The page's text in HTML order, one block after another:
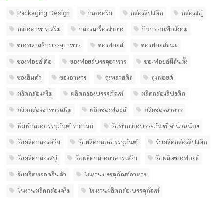
Packaging Design กล่องครีม กล่องลิปสติก กล่องสบู่
กล่องอาหารเสริม กล่องเครื่องสำอาง กิจกรรมเพื่อสังคม
ซองพลาสติกบรรจุอาหาร ซองฟอยล์ ซองฟอยล์ขนม
ซองฟอยล์ คือ ซองฟอยล์บรรจุอาหาร ซองฟอยล์มีก้นตั้ง
ซองสินค้า ซองอาหาร ถุงพลาสติก ถุงฟอยด์
ผลิตกล่องครีม ผลิตกล่องบรรจุภัณฑ์ ผลิตกล่องลิปสติก
ผลิตกล่องอาหารเสริม ผลิตซองฟอยล์ ผลิตซองอาหาร
พิมพ์กล่องบรรจุภัณฑ์ ราคาถูก รับทํากล่องบรรจุภัณฑ์ จํานวนน้อย
รับผลิตกล่องครีม รับผลิตกล่องบรรจุภัณฑ์ รับผลิตกล่องลิปสติก
รับผลิตกล่องสบู่ รับผลิตกล่องอาหารเสริม รับผลิตซองฟอยล์
รับผลิตหลอดสินค้า โรงงานบรรจุภัณฑ์อาหาร
โรงงานผลิตกล่องครีม โรงงานผลิตกล่องบรรจุภัณฑ์